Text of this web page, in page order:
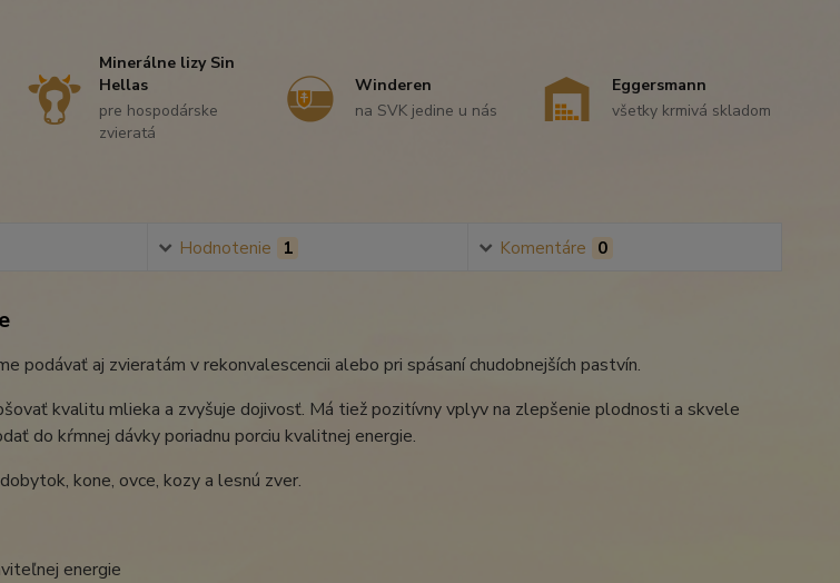
Minerálne lizy Sin
Hellas
pre hospodárske
zvieratá
Winderen
na SVK jedine u nás
Eggersmann
všetky krmivá skladom
Hodnotenie 1 Komentáre 0
podávať aj zvieratám v rekonvalescencii alebo pri spásaní chudobnejších pastvín.
kvalitu mlieka a zvyšuje dojivosť. Má tiež pozitívny vplyv na zlepšenie plodnosti a skvele
do kŕmnej dávky poriadnu porciu kvalitnej energie.
kone, ovce, kozy a lesnú zver.
energie